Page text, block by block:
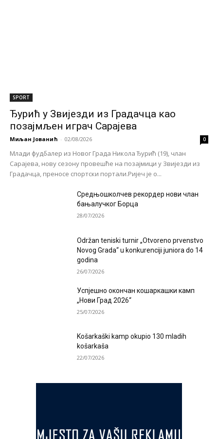
SPORT
Ђурић у Звијезди из Градачца као
позајмљен играч Сарајева
Миљан Јованић - 02/08/2026 0
Млади фудбалер из Новог Града Никола Ђурић (19), члан
Сарајева, нову сезону провешће на позајмици у Звијезди из
Градачца, преносе спортски портали.Ријеч је о...
Средњошколчев рекордер нови члан
бањалучког Борца
28/07/2026
Održan teniski turnir „Otvoreno prvenstvo
Novog Grada“ u konkurenciji juniora do 14
godina
26/07/2026
Успјешно окончан кошаркашки камп
„Нови Град 2026“
25/07/2026
Košarkaški kamp okupio 130 mladih
košarkaša
22/07/2026